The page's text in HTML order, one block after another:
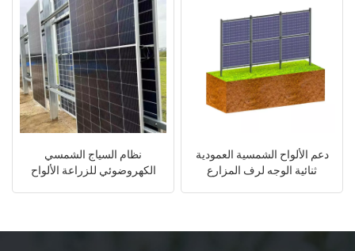
نظام السياج الشمسي
الكهروضوئي للزراعة الألواح
دعم الألواح الشمسية العمودية
ثنائية الوجه لرف المزارع